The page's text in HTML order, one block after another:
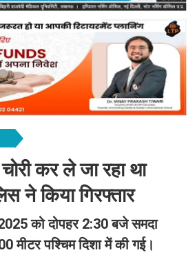
कर ले जा रहा था
ने किया गिरफ्तार
को दोपहर 2:30 बजे समदा
मीटर पश्चिम दिशा में की गई।